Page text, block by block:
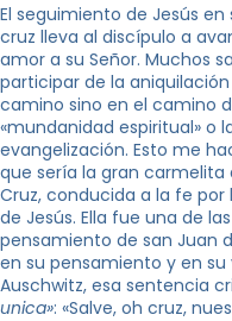
El seguimiento de Jesús
cruz lleva al discípulo a
amor a su Señor. Muchos
participar de la
camino sino en el camino
«mundanidad espiritual» o
evangelización. Esto me
que sería la gran carmelita
Cruz, conducida a la fe
de Jesús. Ella fue una de
pensamiento de san Juan
en su pensamiento y en
Auschwitz, esa sentencia
unica»: «Salve, oh cruz,